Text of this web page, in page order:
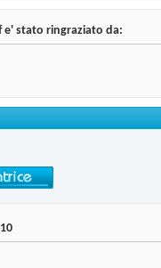
e' stato ringraziato da: